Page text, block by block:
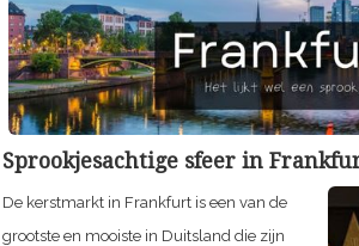
Sprookjesachtige sfeer in
De kerstmarkt in Frankfurt is een van de
grootste en mooiste in Duitsland die zijn